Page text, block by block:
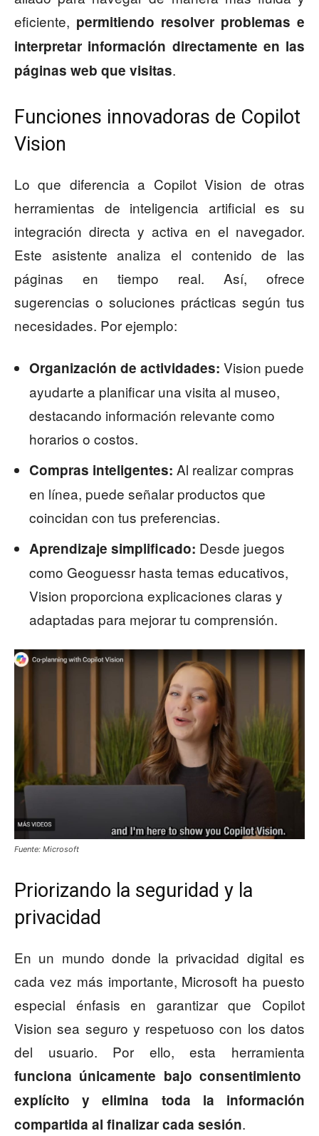
eficiente, permitiendo resolver problemas e
interpretar información directamente en las
páginas web que visitas.
Funciones innovadoras de Copilot
Vision
Lo que diferencia a Copilot Vision de otras
herramientas de inteligencia artificial es su
integración directa y activa en el navegador.
Este asistente analiza el contenido de las
páginas en tiempo real. Así, ofrece
sugerencias o soluciones prácticas según tus
necesidades. Por ejemplo:
Organización de actividades: Vision puede
ayudarte a planificar una visita al museo,
destacando información relevante como
horarios o costos.
Compras inteligentes: Al realizar compras
en línea, puede señalar productos que
coincidan con tus preferencias.
Aprendizaje simplificado: Desde juegos
como Geoguessr hasta temas educativos,
Vision proporciona explicaciones claras y
adaptadas para mejorar tu comprensión.
Fuente: Microsoft
Priorizando la seguridad y la
privacidad
En un mundo donde la privacidad digital es
cada vez más importante, Microsoft ha puesto
especial énfasis en garantizar que Copilot
Vision sea seguro y respetuoso con los datos
del usuario. Por ello, esta herramienta
funciona únicamente bajo consentimiento
explícito y elimina toda la información
compartida al finalizar cada sesión.